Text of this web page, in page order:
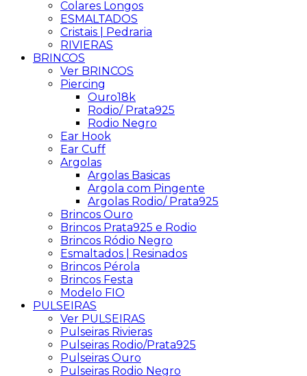
Colares Longos
ESMALTADOS
Cristais | Pedraria
RIVIERAS
BRINCOS
Ver BRINCOS
Piercing
Ouro18k
Rodio/ Prata925
Rodio Negro
Ear Hook
Ear Cuff
Argolas
Argolas Basicas
Argola com Pingente
Argolas Rodio/ Prata925
Brincos Ouro
Brincos Prata925 e Rodio
Brincos Ródio Negro
Esmaltados | Resinados
Brincos Pérola
Brincos Festa
Modelo FIO
PULSEIRAS
Ver PULSEIRAS
Pulseiras Rivieras
Pulseiras Rodio/Prata925
Pulseiras Ouro
Pulseiras Rodio Negro